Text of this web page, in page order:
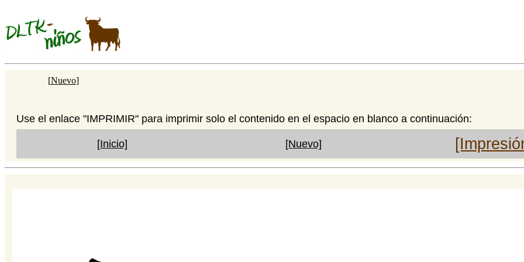
[Nuevo]
Use el enlace "IMPRIMIR" para imprimir solo el contenido en el espacio en blanco a continuación:
[Inicio] [Nuevo]